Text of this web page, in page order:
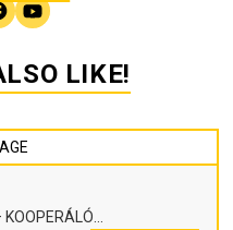
LIKE!